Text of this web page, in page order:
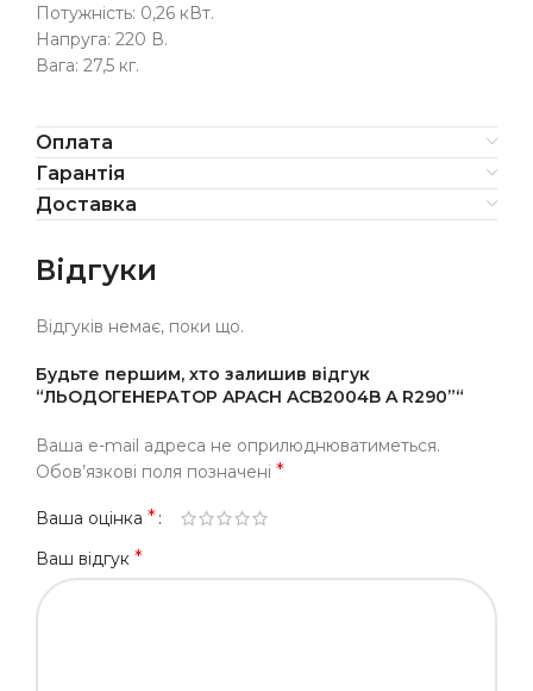
Потужність: 0,26 кВт.
Напруга: 220 В.
Вага: 27,5 кг.
Оплата
Гарантія
Доставка
Відгуки
Відгуків немає, поки що.
Будьте першим, хто залишив відгук
“ЛЬОДОГЕНЕРАТОР APACH ACB2004B A R290”“
Ваша e-mail адреса не оприлюднюватиметься.
Обов’язкові поля позначені *
Ваша оцінка *
Ваш відгук *